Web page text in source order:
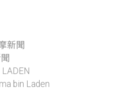
新聞
bin Laden